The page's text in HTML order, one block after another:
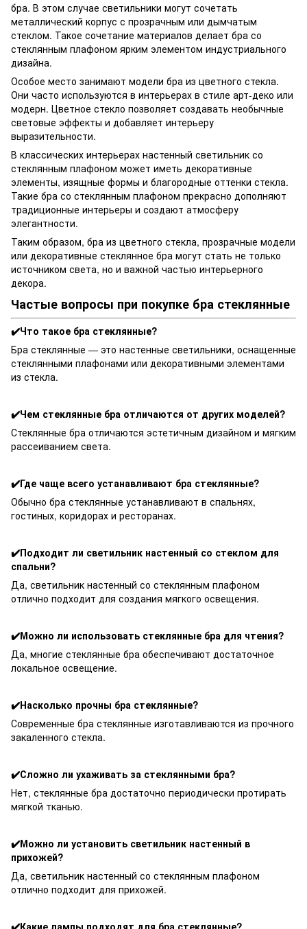
бра. В этом случае светильники могут сочетать
металлический корпус с прозрачным или дымчатым
стеклом. Такое сочетание материалов делает бра со
стеклянным плафоном ярким элементом индустриального
дизайна.
Особое место занимают модели бра из цветного стекла.
Они часто используются в интерьерах в стиле арт-деко или
модерн. Цветное стекло позволяет создавать необычные
световые эффекты и добавляет интерьеру
выразительности.
В классических интерьерах настенный светильник со
стеклянным плафоном может иметь декоративные
элементы, изящные формы и благородные оттенки стекла.
Такие бра со стеклянным плафоном прекрасно дополняют
традиционные интерьеры и создают атмосферу
элегантности.
Таким образом, бра из цветного стекла, прозрачные модели
или декоративные стеклянное бра могут стать не только
источником света, но и важной частью интерьерного
декора.
Частые вопросы при покупке бра стеклянные
✔️Что такое бра стеклянные?
Бра стеклянные — это настенные светильники, оснащенные
стеклянными плафонами или декоративными элементами
из стекла.
✔️Чем стеклянные бра отличаются от других моделей?
Стеклянные бра отличаются эстетичным дизайном и мягким
рассеиванием света.
✔️Где чаще всего устанавливают бра стеклянные?
Обычно бра стеклянные устанавливают в спальнях,
гостиных, коридорах и ресторанах.
✔️Подходит ли светильник настенный со стеклом для
спальни?
Да, светильник настенный со стеклянным плафоном
отлично подходит для создания мягкого освещения.
✔️Можно ли использовать стеклянные бра для чтения?
Да, многие стеклянные бра обеспечивают достаточное
локальное освещение.
✔️Насколько прочны бра стеклянные?
Современные бра стеклянные изготавливаются из прочного
закаленного стекла.
✔️Сложно ли ухаживать за стеклянными бра?
Нет, стеклянные бра достаточно периодически протирать
мягкой тканью.
✔️Можно ли установить светильник настенный в
прихожей?
Да, светильник настенный со стеклянным плафоном
отлично подходит для прихожей.
✔️Какие лампы подходят для бра стеклянные?